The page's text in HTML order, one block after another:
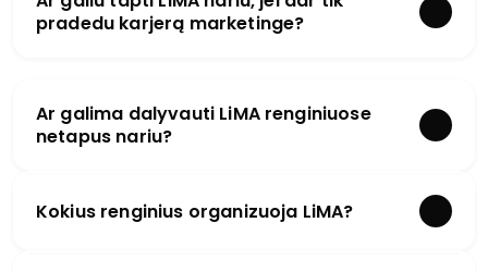
pradedu karjerą marketinge?
Ar galima dalyvauti LiMA renginiuose
netapus nariu?
Kokius renginius organizuoja LiMA?